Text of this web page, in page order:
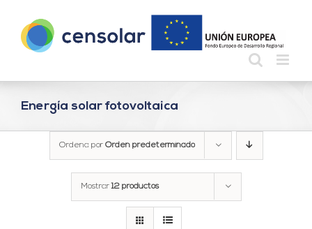
contenido
Energía solar fotovoltaica
Ordena por Orden predeterminado
Mostrar12 productos